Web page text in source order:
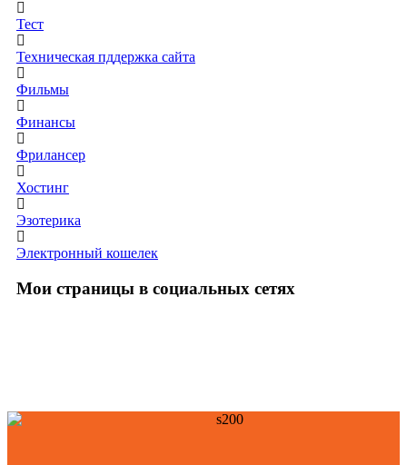
Тест
Техническая пддержка сайта
Фильмы
Финансы
Фрилансер
Хостинг
Эзотерика
Электронный кошелек
Мои страницы в социальных сетях